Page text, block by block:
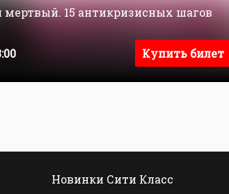
15 антикризисных шагов
Купить билет
Новинки Сити Класс